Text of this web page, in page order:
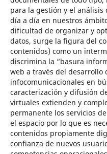
para la gestión y el
día a día en nuestros
dificultad de organizar y
datos, surge la figura del
contenidos) como un
discrimina la “basura
web a través del desarrollo
infocomunicacionales en
caracterización y difusión
virtuales extienden y
permanente los servicios
el espacio por lo que es
contenidos propiamente
confianza de nuevos